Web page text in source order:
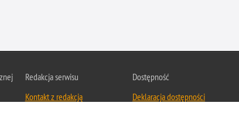
Redakcja serwisu
Kontakt z redakcją
Dostępność
Deklaracja dostępności